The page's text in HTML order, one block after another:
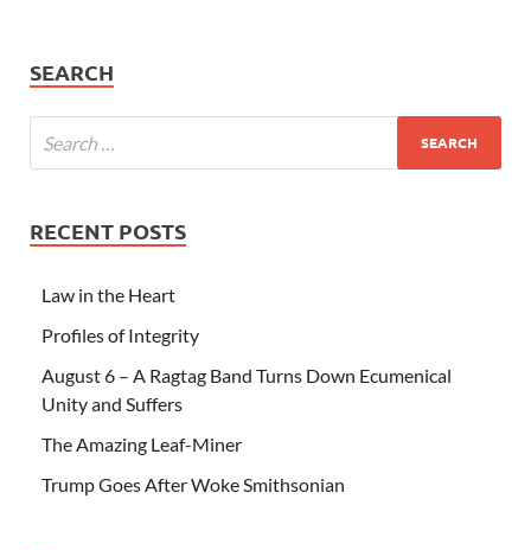
SEARCH
RECENT POSTS
Law in the Heart
Profiles of Integrity
August 6 – A Ragtag Band Turns Down Ecumenical
Unity and Suffers
The Amazing Leaf-Miner
Trump Goes After Woke Smithsonian